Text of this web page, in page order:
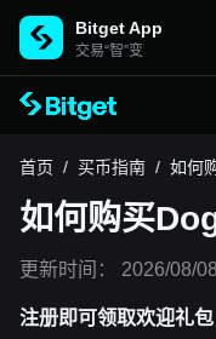
Bitget App
交易“智”变
首页 / 买币指南 / 如何
如何购买
更新时间： 2026/08/
注册即可领取欢迎礼